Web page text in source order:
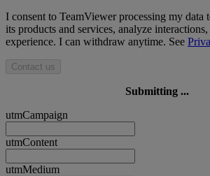
I consent to TeamViewer processing my data
its products and services, analyze
experience. I can withdraw anytime. See
Contact us
Submitting ...
utmCampaign
utmContent
utmMedium